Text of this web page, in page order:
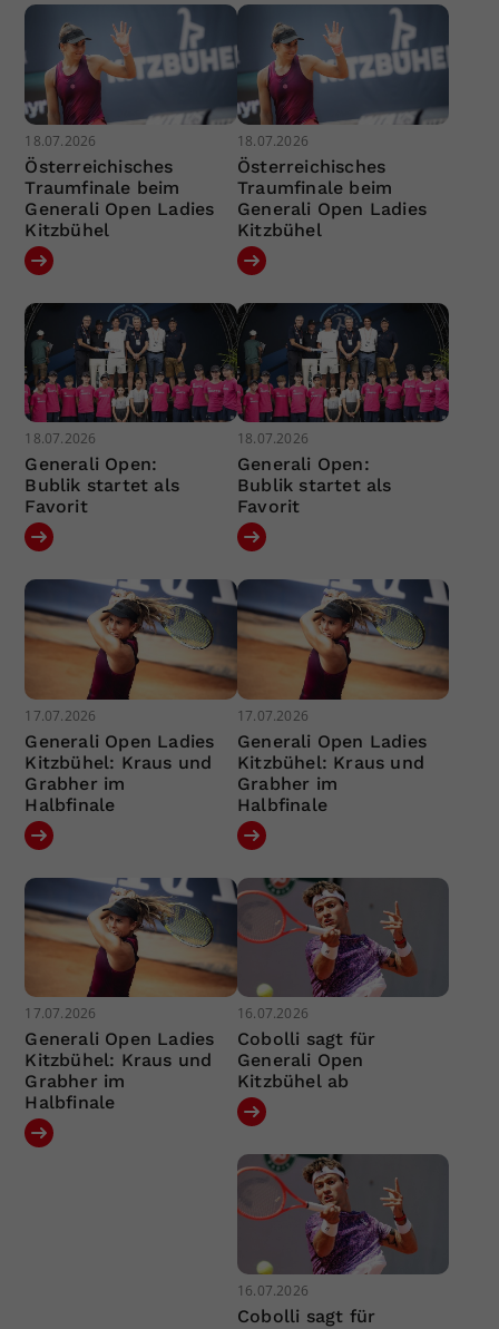
18.07.2026
Österreichisches
Traumfinale beim
Generali Open Ladies
Kitzbühel
18.07.2026
Österreichisches
Traumfinale beim
Generali Open Ladies
Kitzbühel
18.07.2026
Generali Open:
Bublik startet als
Favorit
18.07.2026
Generali Open:
Bublik startet als
Favorit
17.07.2026
Generali Open Ladies
Kitzbühel: Kraus und
Grabher im
Halbfinale
17.07.2026
Generali Open Ladies
Kitzbühel: Kraus und
Grabher im
Halbfinale
17.07.2026
Generali Open Ladies
Kitzbühel: Kraus und
Grabher im
Halbfinale
16.07.2026
Cobolli sagt für
Generali Open
Kitzbühel ab
16.07.2026
Cobolli sagt für